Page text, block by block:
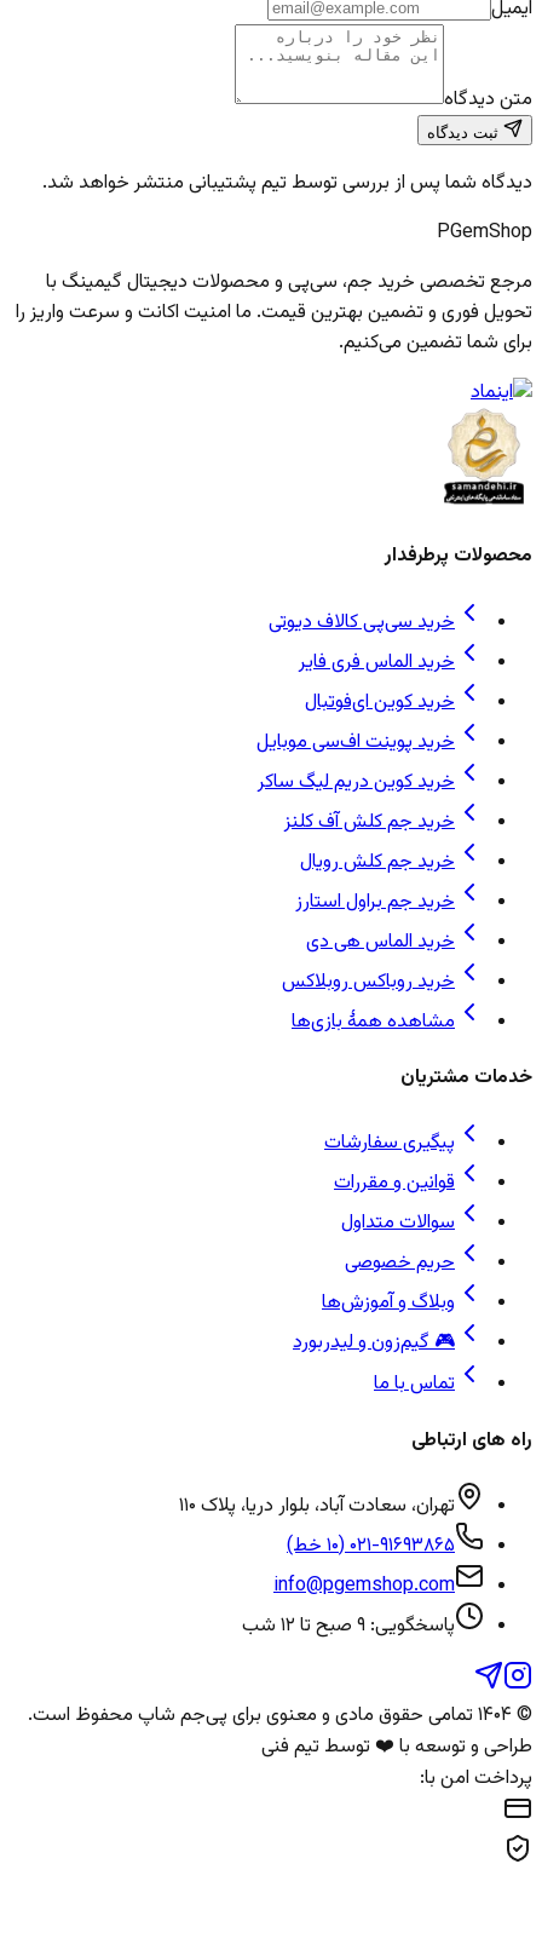
ایمیل
متن دیدگاه
ثبت دیدگاه
دیدگاه شما پس از بررسی توسط تیم پشتیبانی منتشر خواهد شد.
PGemShop
مرجع تخصصی خرید جم، سی‌پی و محصولات دیجیتال گیمینگ با
تحویل فوری و تضمین بهترین قیمت. ما امنیت اکانت و سرعت واریز را
برای شما تضمین می‌کنیم.
محصولات پرطرفدار
خرید سی‌پی کالاف دیوتی
خرید الماس فری فایر
خرید کوین ای‌فوتبال
خرید پوینت اف‌سی موبایل
خرید کوین دریم لیگ ساکر
خرید جم کلش آف کلنز
خرید جم کلش رویال
خرید جم براول استارز
خرید الماس هی دی
خرید روباکس روبلاکس
مشاهده همهٔ بازی‌ها
خدمات مشتریان
پیگیری سفارشات
قوانین و مقررات
سوالات متداول
حریم خصوصی
وبلاگ و آموزش‌ها
🎮 گیم‌زون و لیدربورد
تماس با ما
راه های ارتباطی
تهران، سعادت آباد، بلوار دریا، پلاک ۱۱۰
۰۲۱-۹۱۶۹۳۸۶۵ (۱۰ خط)
info@pgemshop.com
پاسخگویی: ۹ صبح تا ۱۲ شب
© ۱۴۰۴ تمامی حقوق مادی و معنوی برای پی‌جم شاپ محفوظ است.
طراحی و توسعه با ❤️ توسط تیم فنی
پرداخت امن با: